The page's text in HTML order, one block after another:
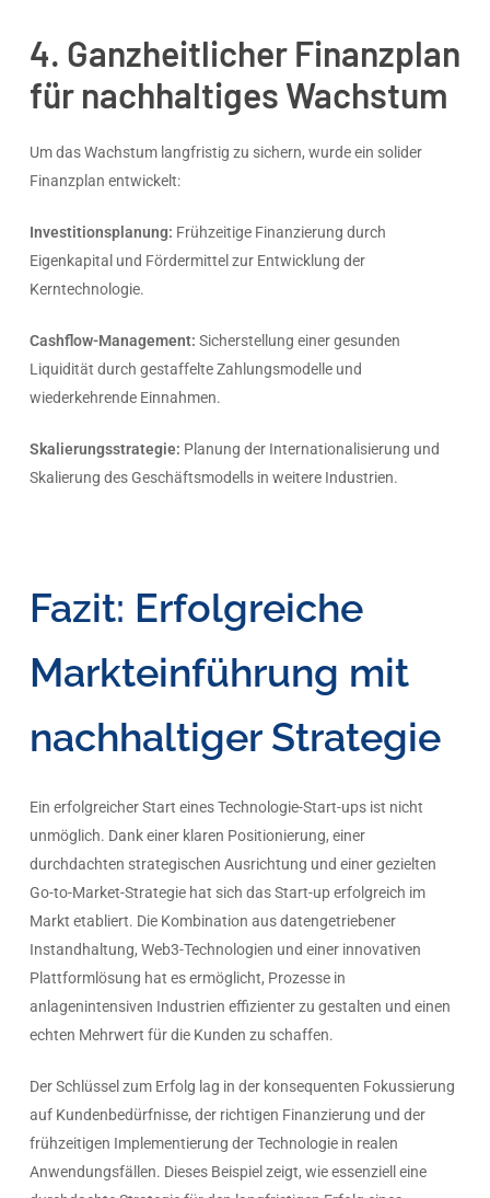
4. Ganzheitlicher Finanzplan
für nachhaltiges Wachstum
Um das Wachstum langfristig zu sichern, wurde ein solider
Finanzplan entwickelt:
Investitionsplanung: Frühzeitige Finanzierung durch
Eigenkapital und Fördermittel zur Entwicklung der
Kerntechnologie.
Cashflow-Management: Sicherstellung einer gesunden
Liquidität durch gestaffelte Zahlungsmodelle und
wiederkehrende Einnahmen.
Skalierungsstrategie: Planung der Internationalisierung und
Skalierung des Geschäftsmodells in weitere Industrien.
Fazit: Erfolgreiche
Markteinführung mit
nachhaltiger Strategie
Ein erfolgreicher Start eines Technologie-Start-ups ist nicht
unmöglich. Dank einer klaren Positionierung, einer
durchdachten strategischen Ausrichtung und einer gezielten
Go-to-Market-Strategie hat sich das Start-up erfolgreich im
Markt etabliert. Die Kombination aus datengetriebener
Instandhaltung, Web3-Technologien und einer innovativen
Plattformlösung hat es ermöglicht, Prozesse in
anlagenintensiven Industrien effizienter zu gestalten und einen
echten Mehrwert für die Kunden zu schaffen.
Der Schlüssel zum Erfolg lag in der konsequenten Fokussierung
auf Kundenbedürfnisse, der richtigen Finanzierung und der
frühzeitigen Implementierung der Technologie in realen
Anwendungsfällen. Dieses Beispiel zeigt, wie essenziell eine